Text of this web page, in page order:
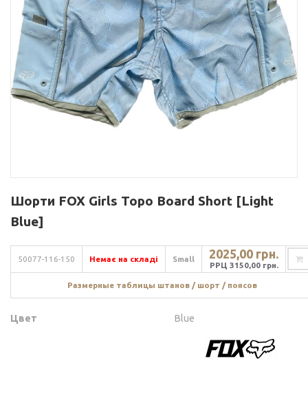
Шорти FOX Girls Topo Board Short [Light
Blue]
50077-116-150 Немає на складі Small 2025,00 грн.
РРЦ 3150,00 грн.
Размерные таблицы штанов / шорт / поясов
Цвет Blue